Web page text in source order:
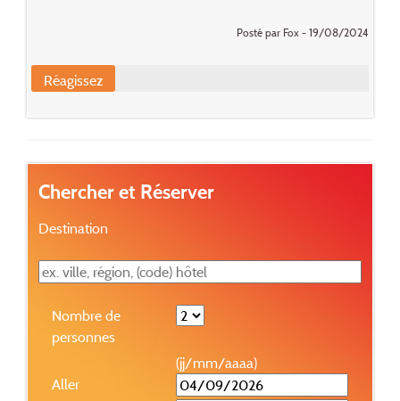
Posté par Fox - 19/08/2024
Réagissez
Chercher et Réserver
Destination
Nombre de
personnes
(jj/mm/aaaa)
Aller